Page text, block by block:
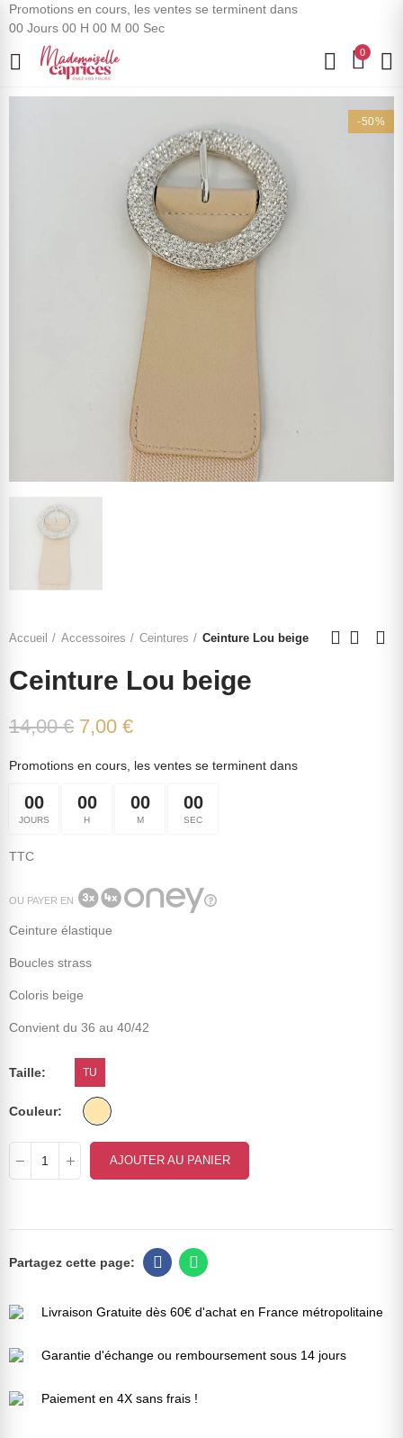
Promotions en cours, les ventes se terminent dans
00 Jours 00 H 00 M 00 Sec
0
-50%
Accueil Accessoires Ceintures Ceinture Lou beige
Ceinture Lou beige
14,00 € 7,00 €
Promotions en cours, les ventes se terminent dans
00
JOURS
00
H
00
M
00
SEC
TTC
OU PAYER EN
Ceinture élastique
Boucles strass
Coloris beige
Convient du 36 au 40/42
Taille TU
Couleur
AJOUTER AU PANIER
Livraison Gratuite dès 60€ d'achat en France métropolitaine
Garantie d'échange ou remboursement sous 14 jours
Paiement en 4X sans frais !